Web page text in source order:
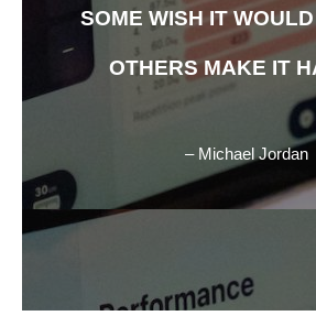
SOME WISH IT
OTHERS MAKE IT
– Michael Jordan